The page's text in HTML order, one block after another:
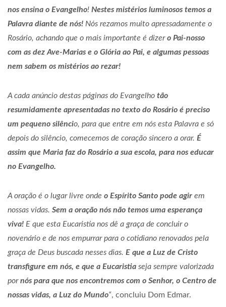
nos ensina o Evangelho! Nestes mistérios luminosos temos a
Palavra diante de nós! Nós rezamos muito apressadamente o
Rosário, achando que o mais importante é dizero Pai-nosso
com as dez Ave-Marias e o Glória ao Pai, e algumas pessoas
nem sabem os mistérios ao rezar!
A cada anúncio destas páginas do Evangelho tão
resumidamente apresentadas no texto do Rosário é preciso
um pequeno silêncio, para que entre em nós esta Palavra e só
depois do silêncio, comecemos de coração sincero a orar. É
assim que Maria faz do Rosário a sua escola, para nos educar
no Evangelho.
A oração é o lugar livre onde o Espírito Santo pode agir em
nossas vidas. Sem a oração nós não temos uma esperança
viva! E que esta Eucaristia nos dê a graça de concluir o
novenário e de nos empurrar para o cotidiano renovados pela
graça de Deus buscada nesses dias. E que a Luz de Cristo
transfigure em nós, e que a Eucaristia seja sempre valorizada
pornós para que nos encontremos com o Senhor, o Centro de
nossas vidas, a Luz do Mundo“, concluiu Dom Edmar.